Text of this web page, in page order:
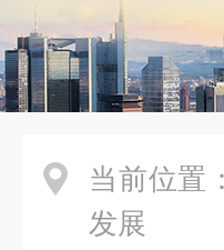
当前位置：
发展